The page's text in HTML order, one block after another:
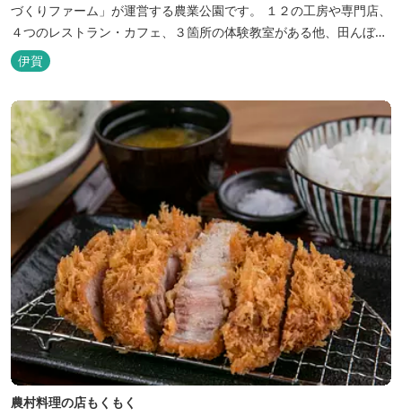
づくりファーム」が運営する農業公園です。 １２の工房や専門店、
４つのレストラン・カフェ、３箇所の体験教室がある他、田んぼや
いかだ池など、「自然や農業」を身近に感じて楽しんでいただける
遊び場もあります。 園内では、ミニブタくんたちのショーを見た
り、ウインナーづくりやパンづくりなどの手づくり体験教室や、食
農体験プログラムに参加したり...
伊賀
農村料理の店もくもく